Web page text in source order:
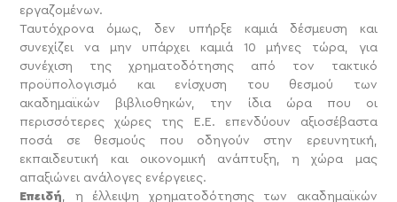
εργαζομένων.
Ταυτόχρονα όμως, δεν υπήρξε καμιά δέσμευση και
συνεχίζει να μην υπάρχει καμιά 10 μήνες τώρα, για
συνέχιση της χρηματοδότησης από τον τακτικό
προϋπολογισμό και ενίσχυση του θεσμού των
ακαδημαϊκών βιβλιοθηκών, την ίδια ώρα που οι
περισσότερες χώρες της Ε.Ε. επενδύουν αξιοσέβαστα
ποσά σε θεσμούς που οδηγούν στην ερευνητική,
εκπαιδευτική και οικονομική ανάπτυξη, η χώρα μας
απαξιώνει ανάλογες ενέργειες.
Επειδή, η έλλειψη χρηματοδότησης των ακαδημαϊκών